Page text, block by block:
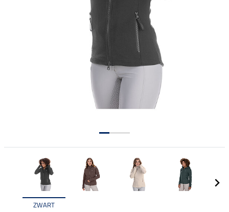
ZWART